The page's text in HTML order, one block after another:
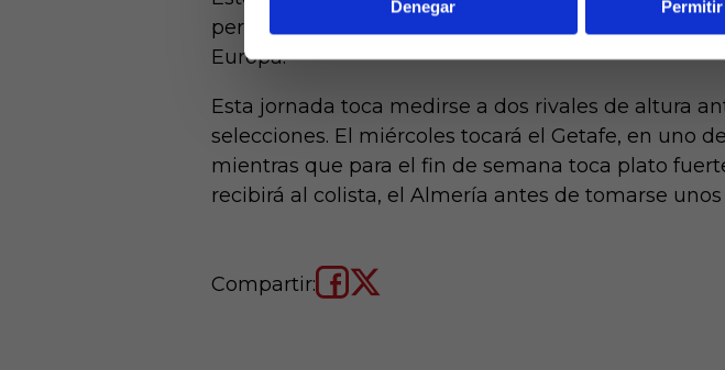
Denegar
permitido a Valverde tener un equipo de garantías
Europa.
Esta jornada toca medirse a dos rivales de altura
selecciones. El miércoles tocará el Getafe, en uno
mientras que para el fin de semana toca plato
recibirá al colista, el Almería antes de tomarse unos
Compartir: